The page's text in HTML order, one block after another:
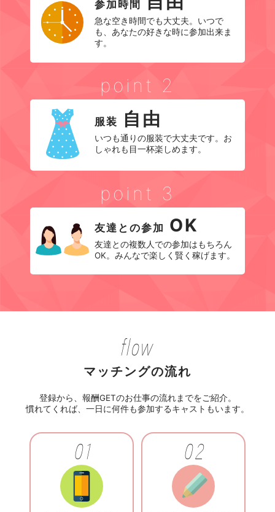
参加時間
急な空き時間でも大丈夫。いつで
も、あなたの好きな時に参加出来ま
す。
point 2
服装 自由
いつも通りの服装で大丈夫です。お
しゃれも目一杯楽しめます。
point 3
友達との参加 OK
友達との複数人での参加はもちろん
OK。みんなで楽しく賢く稼げます。
flow
マッチングの流れ
登録から、報酬GETのお仕事の流れまでをご紹介。
慣れてくれば、一日に何件も参加するキャストもいます。
01 02